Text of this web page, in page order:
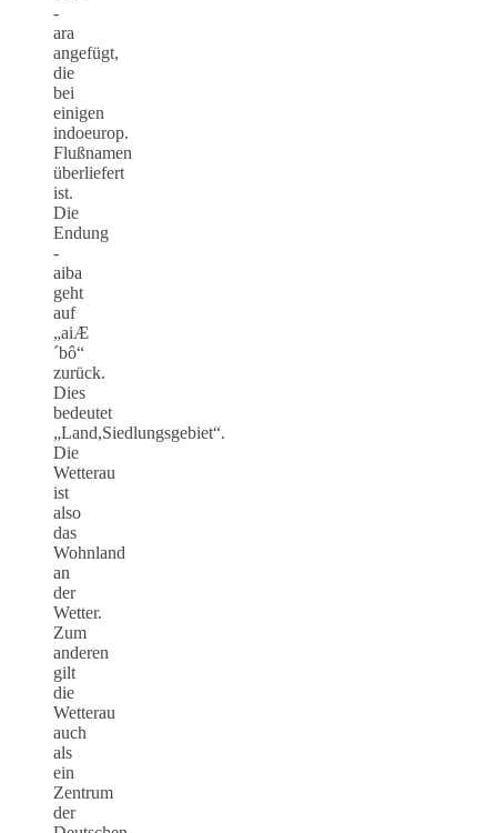
-
ara
angefügt,
die
bei
einigen
indoeurop.
Flußnamen
überliefert
ist.
Die
Endung
-
aiba
geht
auf
„aiÆ
´bô“
zurück.
Dies
bedeutet
„Land,Siedlungsgebiet“.
Die
Wetterau
ist
also
das
Wohnland
an
der
Wetter.
Zum
anderen
gilt
die
Wetterau
auch
als
ein
Zentrum
der